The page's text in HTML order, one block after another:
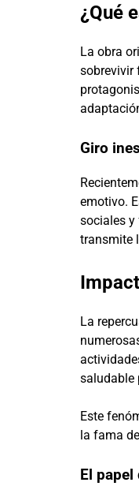
¿Qué
La obra
sobrevivir
Giro
emotivo.
sociales y
transmite
La
saludable
Este
la fama
El